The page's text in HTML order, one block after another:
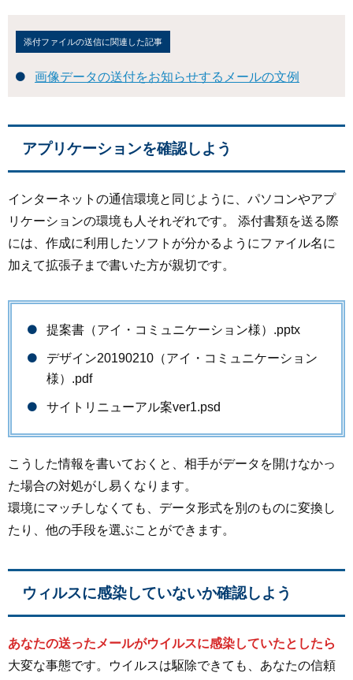
添付ファイルの送信に関連した記事
画像データの送付をお知らせするメールの文例
アプリケーションを確認しよう
インターネットの通信環境と同じように、パソコンやアプ
リケーションの環境も人それぞれです。 添付書類を送る際
には、作成に利用したソフトが分かるようにファイル名に
加えて拡張子まで書いた方が親切です。
提案書（アイ・コミュニケーション様）.pptx
デザイン20190210（アイ・コミュニケーション
様）.pdf
サイトリニューアル案ver1.psd
こうした情報を書いておくと、相手がデータを開けなかっ
た場合の対処がし易くなります。
環境にマッチしなくても、データ形式を別のものに変換し
たり、他の手段を選ぶことができます。
ウィルスに感染していないか確認しよう
あなたの送ったメールがウイルスに感染していたとしたら
大変な事態です。ウイルスは駆除できても、あなたの信頼